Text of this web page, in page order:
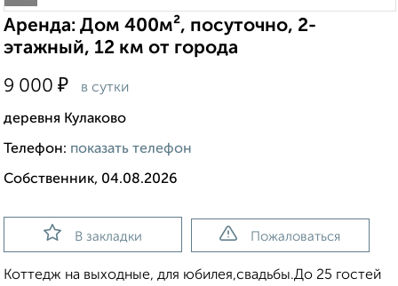
Аренда: Дом 400м², посуточно, 2-
этажный, 12 км от города
9 000 ₽ в сутки
деревня Кулаково
Телефон: показать телефон
Собственник, 04.08.2026
В закладки Пожаловаться
Коттедж на выходные, для юбилея,свадьбы.До 25 гостей